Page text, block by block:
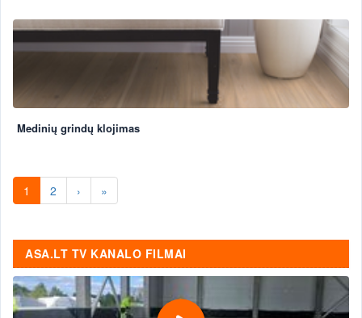
Medinių grindų klojimas
1 2 › »
ASA.LT TV KANALO FILMAI